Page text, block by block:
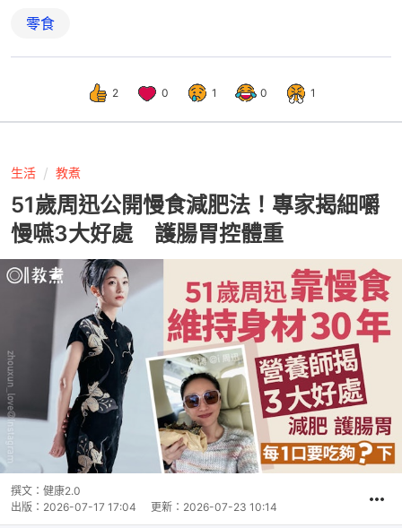
零食
2 0 1 0 1
生活 教煮
51歲周迅公開慢食減肥法！專家揭細嚼
慢嚥3大好處 護腸胃控體重
撰文： 健康2.0
出版： 2026-07-17 17:04 更新： 2026-07-23 10:14